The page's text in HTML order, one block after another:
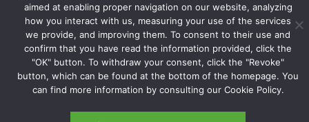
© 2026 EyeSeeTea. All rights reserved.Privacy Policy
Madrid, Spain
aimed at enabling proper navigation on our website, analyzing
how you interact with us, measuring your use of the services
we provide, and improving them. To consent to their use and
confirm that you have read the information provided, click the
"OK" button. To withdraw your consent, click the "Revoke"
button, which can be found at the bottom of the homepage. You
can find more information by consulting our Cookie Policy.